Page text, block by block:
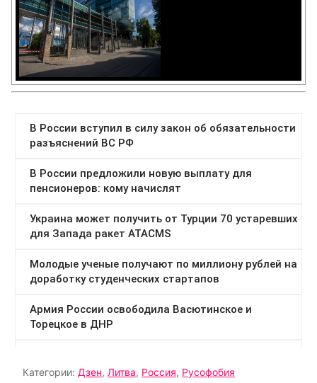
Категории: Дзен, Литва, Россия, Русофобия